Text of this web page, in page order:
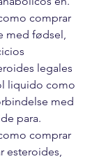
comprar
med fødsel,
legales
liquido como
med
para.
comprar
esteroides,